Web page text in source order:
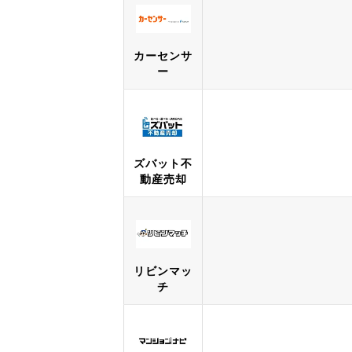
カーセンサ
ー
ズバット不
動産売却
リビンマッ
チ